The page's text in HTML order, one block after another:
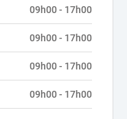
09h00 - 17h00
09h00 - 17h00
09h00 - 17h00
09h00 - 17h00